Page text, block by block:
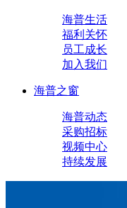
海普生活
福利关怀
员工成长
加入我们
海普之窗
海普动态
采购招标
视频中心
持续发展